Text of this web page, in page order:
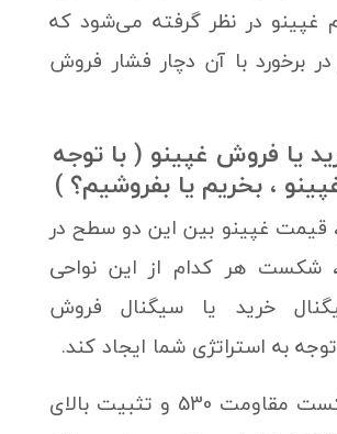
غپینو در نظر گرفته می‌شود که
برخورد با آن دچار فشار فروش
یا فروش غپینو ( با توجه
، بخریم یا بفروشیم؟ )
قیمت غپینو بین این دو سطح در
شکست هر کدام از این نواحی
خرید یا سیگنال فروش
به استراتژی شما ایجاد کند.
در صورت شکست مقاومت 530 و تثبیت بالای